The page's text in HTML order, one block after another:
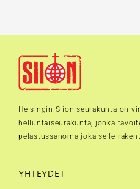
Helsingin Siion seurakunta on
helluntaiseurakunta, jonka
pelastussanoma jokaiselle
YHTEYDET